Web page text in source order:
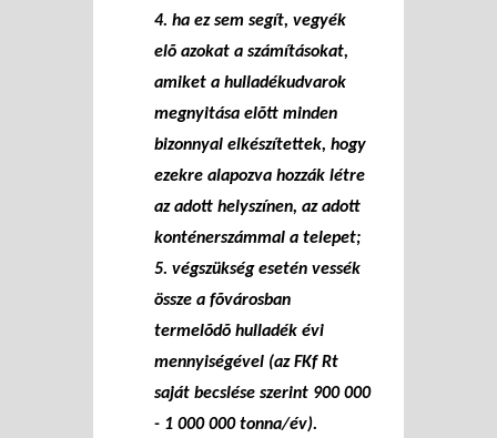
4. ha ez sem segít, vegyék
elõ azokat a számításokat,
amiket a hulladékudvarok
megnyitása elõtt minden
bizonnyal elkészítettek, hogy
ezekre alapozva hozzák létre
az adott helyszínen, az adott
konténerszámmal a telepet;
5. végszükség esetén vessék
össze a fõvárosban
termelõdõ hulladék évi
mennyiségével (az FKf Rt
saját becslése szerint 900 000
- 1 000 000 tonna/év).